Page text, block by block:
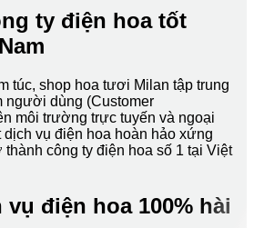
ty điện hoa tốt
túc, shop hoa tươi Milan tập trung
người dùng (Customer
môi trường trực tuyến và ngoại
dịch vụ điện hoa hoàn hảo xứng
công ty điện hoa số 1 tại Việt
vụ điện hoa 100% hài